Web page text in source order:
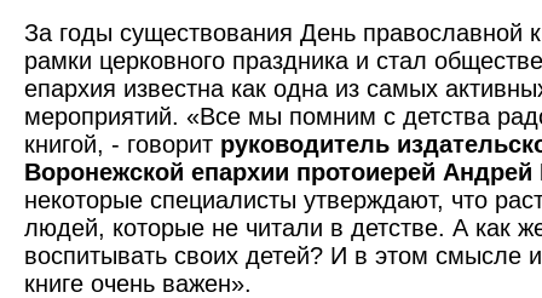
За годы существования День православной
рамки церковного праздника и стал
епархия известна как одна из самых
мероприятий. «Все мы помним с детства
книгой, - говорит руководитель
Воронежской епархии протоиерей Андрей
некоторые специалисты утверждают, что
людей, которые не читали в детстве. А как
воспитывать своих детей? И в этом смысле
книге очень важен».